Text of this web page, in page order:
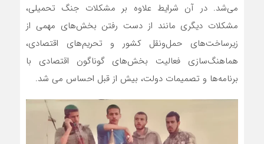
می‌شد. در آن شرایط علاوه بر مشکلات جنگ تحمیلی،
مشکلات دیگری مانند از دست رفتن بخش‌های مهمی از
زیرساخت‌های حمل‌ونقل کشور و تحریم‌های اقتصادی،
هماهنگ‌سازی فعالیت بخش‌های گوناگون اقتصادی با
برنامه‌ها و تصمیمات دولت، بیش از قبل احساس می شد.